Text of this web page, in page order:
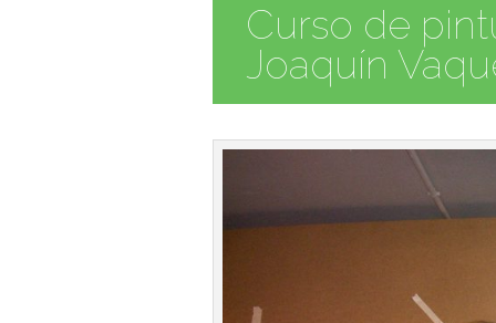
Curso de
Joaquín